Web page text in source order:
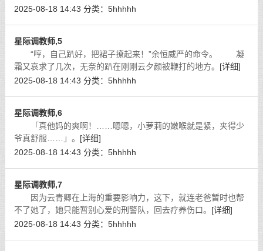
2025-08-18 14:43 分类： 5hhhhh
星际调教师,5
“哼，自己趴好，把裙子撩起来！”余恒威严的命令。 凝
霜又哀求了几次，无奈的趴在刚刚云夕颜被鞭打的地方。 [详细]
2025-08-18 14:43 分类： 5hhhhh
星际调教师,6
「真他妈的爽啊！……嗯嗯，小萝莉的嫩喉就是紧，夹得少
爷真舒服……」。 [详细]
2025-08-18 14:43 分类： 5hhhhh
星际调教师,7
因为云青卿在上海的重要影响力，这下，就连老爸暂时也帮
不了她了，她只能暂别心爱的刑警队，回去疗养伤口。 [详细]
2025-08-18 14:43 分类： 5hhhhh